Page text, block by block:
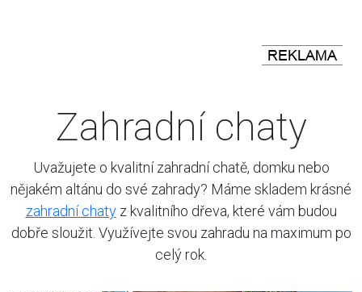
Zahradní chaty
Uvažujete o kvalitní zahradní chatě, domku nebo
nějakém altánu do své zahrady? Máme skladem krásné
zahradní chatyz kvalitního dřeva, které vám budou
dobře sloužit. Využívejte svou zahradu na maximum po
celý rok.